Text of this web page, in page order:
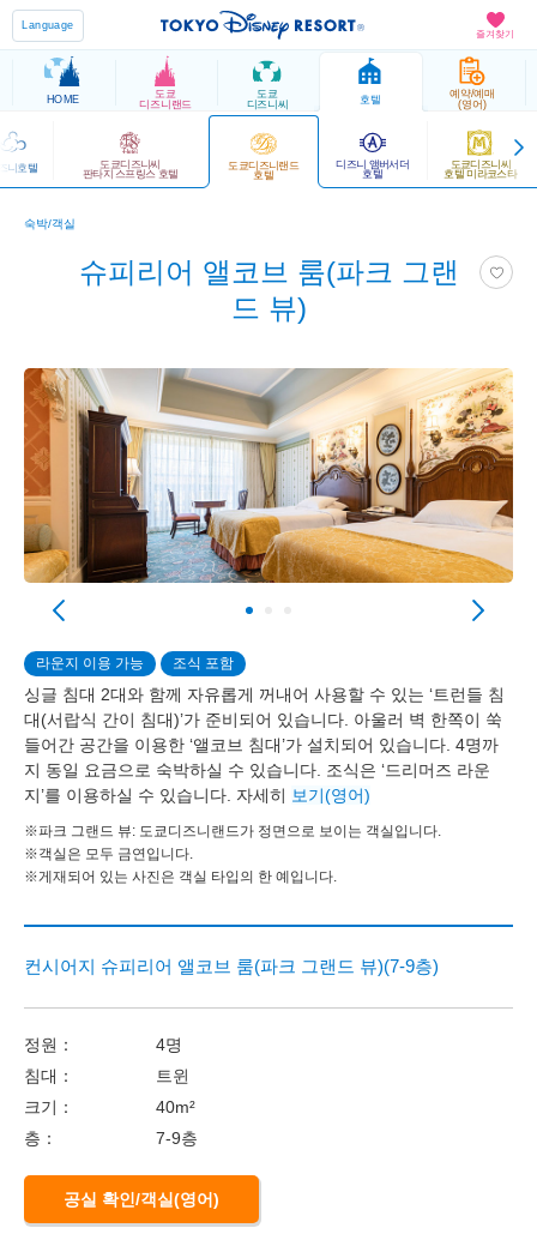
즐겨찾기
Language
HOME
도쿄
디즈니랜드
도쿄
디즈니씨
호텔
예약/예매
(영어)
니호텔 도쿄디즈니씨
판타지 스프링스 호텔
도쿄디즈니랜드
호텔
디즈니 앰버서더
호텔
도쿄디즈니씨
호텔 미라코스타
숙박/객실
슈피리어 앨코브 룸(파크 그랜
드 뷰)
라운지 이용 가능 조식 포함
싱글 침대 2대와 함께 자유롭게 꺼내어 사용할 수 있는 ‘트런들 침
대(서랍식 간이 침대)’가 준비되어 있습니다. 아울러 벽 한쪽이 쑥
들어간 공간을 이용한 ‘앨코브 침대’가 설치되어 있습니다. 4명까
지 동일 요금으로 숙박하실 수 있습니다. 조식은 ‘드리머즈 라운
지’를 이용하실 수 있습니다. 자세히 보기(영어)
※파크 그랜드 뷰: 도쿄디즈니랜드가 정면으로 보이는 객실입니다.
※객실은 모두 금연입니다.
※게재되어 있는 사진은 객실 타입의 한 예입니다.
컨시어지 슈피리어 앨코브 룸(파크 그랜드 뷰)(7-9층)
정원：
4명
침대：
트윈
크기：
40m²
층：
7-9층
공실 확인/객실(영어)